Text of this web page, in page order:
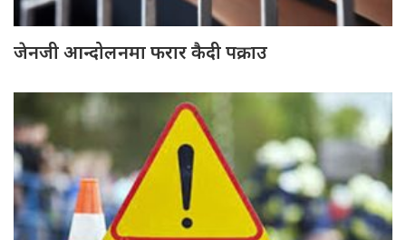
जेनजी आन्दोलनमा फरार कैदी पक्राउ